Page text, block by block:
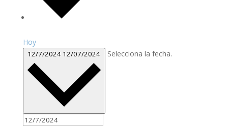
Hoy
12/7/2024 12/07/2024 Selecciona la fecha.